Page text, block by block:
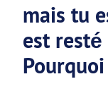
mais tu
est